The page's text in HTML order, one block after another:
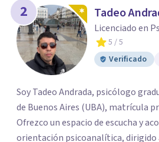
2 Tadeo
Licenciado en
5 / 5
Verificado
Soy Tadeo Andrada, psicólogo
de Buenos Aires (UBA), matrícula
Ofrezco un espacio de escucha y
orientación psicoanalítica, dirigido